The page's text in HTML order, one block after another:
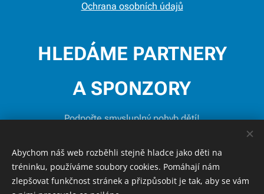
Ochrana osobních údajů
HLEDÁME PARTNERY
A SPONZORY
Podpořte smysluplný pohyb dětí!
ZAVOLEJTE NÁM
Abychom náš web rozběhli stejně hladce jako děti na
tréninku, používáme soubory cookies. Pomáhají nám
zlepšovat funkčnost stránek a přizpůsobit je tak, aby se vám